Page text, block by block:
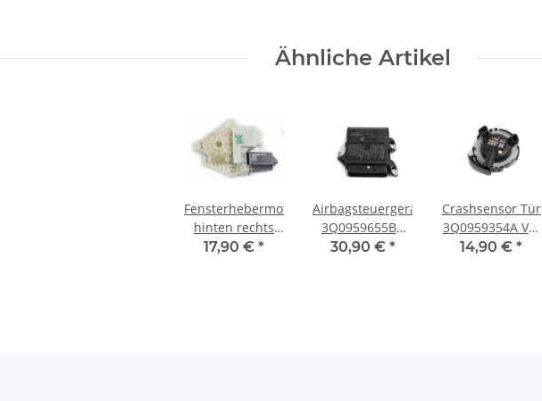
Ähnliche Artikel
Fensterhebermotor
hinten rechts
5Q4959811E VW
17,90 € *
Airbagsteuergerät
3Q0959655BB
VW Passat 3G B8
30,90 € *
Crashsensor Tür
3Q0959354A VW
Passat 3G B8
14,90 € *